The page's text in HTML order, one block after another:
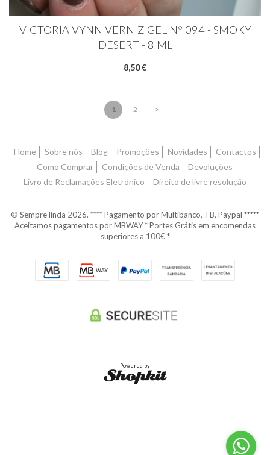
VICTORIA VYNN VERNIZ GEL Nº 094 - SMOKY
DESERT - 8 ML
8,50 €
1 2 >
Home Sobre nós Blog Promoções Novidades
Contactos
Como Comprar
Condições de Venda
Devoluções
Livro de Reclamações Eletrónico
Direito de livre resolução
© Sempre linda 2026. **** Pagamento por Multibanco, TB, Paypal *****
Aceitamos pagamentos por MBWAY * Portes Grátis em encomendas
superiores a 100€ *
Powered by